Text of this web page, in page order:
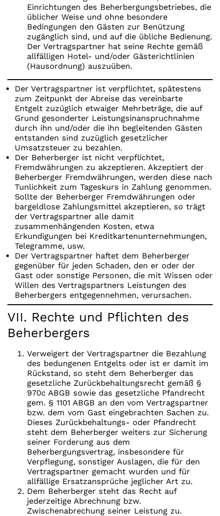
Einrichtungen des Beherbergungsbetriebes, die
üblicher Weise und ohne besondere
Bedingungen den Gästen zur Benützung
zugänglich sind, und auf die übliche Bedienung.
Der Vertragspartner hat seine Rechte gemäß
allfälligen Hotel- und/oder Gästerichtlinien
(Hausordnung) auszuüben.
Der Vertragspartner ist verpflichtet, spätestens
zum Zeitpunkt der Abreise das vereinbarte
Entgelt zuzüglich etwaiger Mehrbeträge, die auf
Grund gesonderter Leistungsinanspruchnahme
durch ihn und/oder die ihn begleitenden Gästen
entstanden sind zuzüglich gesetzlicher
Umsatzsteuer zu bezahlen.
Der Beherberger ist nicht verpflichtet,
Fremdwährungen zu akzeptieren. Akzeptiert der
Beherberger Fremdwährungen, werden diese nach
Tunlichkeit zum Tageskurs in Zahlung genommen.
Sollte der Beherberger Fremdwährungen oder
bargeldlose Zahlungsmittel akzeptieren, so trägt
der Vertragspartner alle damit
zusammenhängenden Kosten, etwa
Erkundigungen bei Kreditkartenunternehmungen,
Telegramme, usw.
Der Vertragspartner haftet dem Beherberger
gegenüber für jeden Schaden, den er oder der
Gast oder sonstige Personen, die mit Wissen oder
Willen des Vertragspartners Leistungen des
Beherbergers entgegennehmen, verursachen.
VII. Rechte und Pflichten des
Beherbergers
Verweigert der Vertragspartner die Bezahlung
des bedungenen Entgelts oder ist er damit im
Rückstand, so steht dem Beherberger das
gesetzliche Zurückbehaltungsrecht gemäß §
970c ABGB sowie das gesetzliche Pfandrecht
gem. § 1101 ABGB an den vom Vertragspartner
bzw. dem vom Gast eingebrachten Sachen zu.
Dieses Zurückbehaltungs- oder Pfandrecht
steht dem Beherberger weiters zur Sicherung
seiner Forderung aus dem
Beherbergungsvertrag, insbesondere für
Verpflegung, sonstiger Auslagen, die für den
Vertragspartner gemacht wurden und für
allfällige Ersatzansprüche jeglicher Art zu.
Dem Beherberger steht das Recht auf
jederzeitige Abrechnung bzw.
Zwischenabrechung seiner Leistung zu.